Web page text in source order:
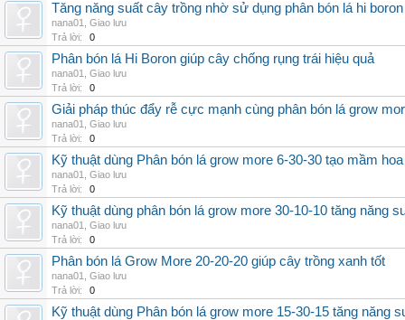
Tăng năng suất cây trồng nhờ sử dụng phân bón lá hi
nana01
Giao lưu
Trả lời:
0
Phân bón lá Hi Boron giúp cây chống rụng trái hiệu quả
nana01
Giao lưu
Trả lời:
0
Giải pháp thúc đẩy rễ cực mạnh cùng phân bón lá grow
nana01
Giao lưu
Trả lời:
0
Kỹ thuật dùng Phân bón lá grow more 6-30-30 tạo mầm hoa
nana01
Giao lưu
Trả lời:
0
Kỹ thuật dùng phân bón lá grow more 30-10-10 tăng năng
nana01
Giao lưu
Trả lời:
0
Phân bón lá Grow More 20-20-20 giúp cây trồng xanh tốt
nana01
Giao lưu
Trả lời:
0
Kỹ thuật dùng Phân bón lá grow more 15-30-15 tăng năng